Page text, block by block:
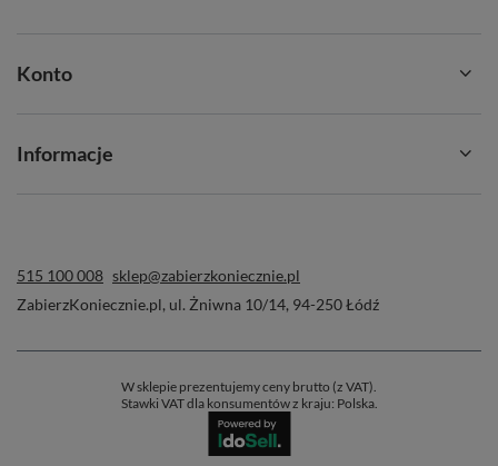
Konto
Informacje
515 100 008 sklep@zabierzkoniecznie.pl
ZabierzKoniecznie.pl, ul. Żniwna 10/14, 94-250Łódź
W sklepie prezentujemy ceny brutto (z VAT).
Stawki VAT dla konsumentów z kraju: Polska.